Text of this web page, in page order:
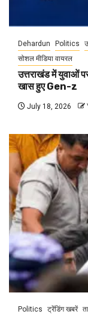
Dehardun Politics
सोशल मीडिया वायरल
उत्तराखंड में युवाओं
खास हुए Gen-z
July 18, 2026
Politics ट्रेंडिंग खबरें